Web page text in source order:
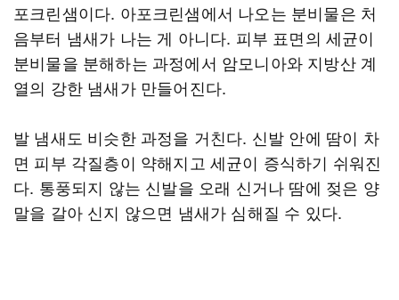
포크린샘이다. 아포크린샘에서 나오는 분비물은 처
음부터 냄새가 나는 게 아니다. 피부 표면의 세균이
분비물을 분해하는 과정에서 암모니아와 지방산 계
열의 강한 냄새가 만들어진다.
발 냄새도 비슷한 과정을 거친다. 신발 안에 땀이 차
면 피부 각질층이 약해지고 세균이 증식하기 쉬워진
다. 통풍되지 않는 신발을 오래 신거나 땀에 젖은 양
말을 갈아 신지 않으면 냄새가 심해질 수 있다.